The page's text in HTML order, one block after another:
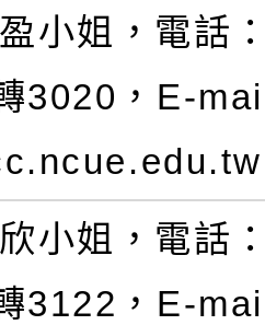
小姐，電話
3020，E-
小姐，電話
3122，E-